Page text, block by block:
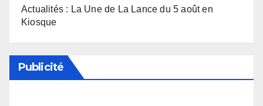
Actualités : La Une de La Lance du 5 août en
Kiosque
Publicité